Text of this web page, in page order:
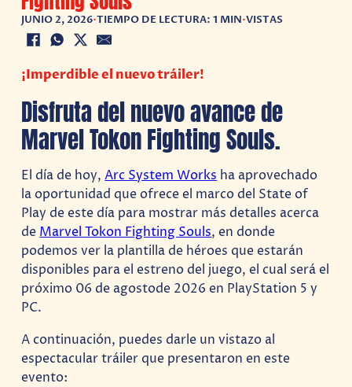
JUNIO 2, 2026•TIEMPO DE LECTURA: 1 MIN•VISTAS
¡Imperdible el nuevo tráiler!
Disfruta del nuevo avance de
Marvel Tokon Fighting Souls.
El día de hoy,Arc System Worksha aprovechado
la oportunidad que ofrece el marco del State of
Play de este día para mostrar más detalles acerca
deMarvel Tokon Fighting Souls, en donde
podemos ver la plantilla de héroes que estarán
disponibles para el estreno del juego, el cual será el
próximo 06 de agostode 2026 en PlayStation 5 y
PC.
A continuación, puedes darle un vistazo al
espectacular tráiler que presentaron en este
evento: